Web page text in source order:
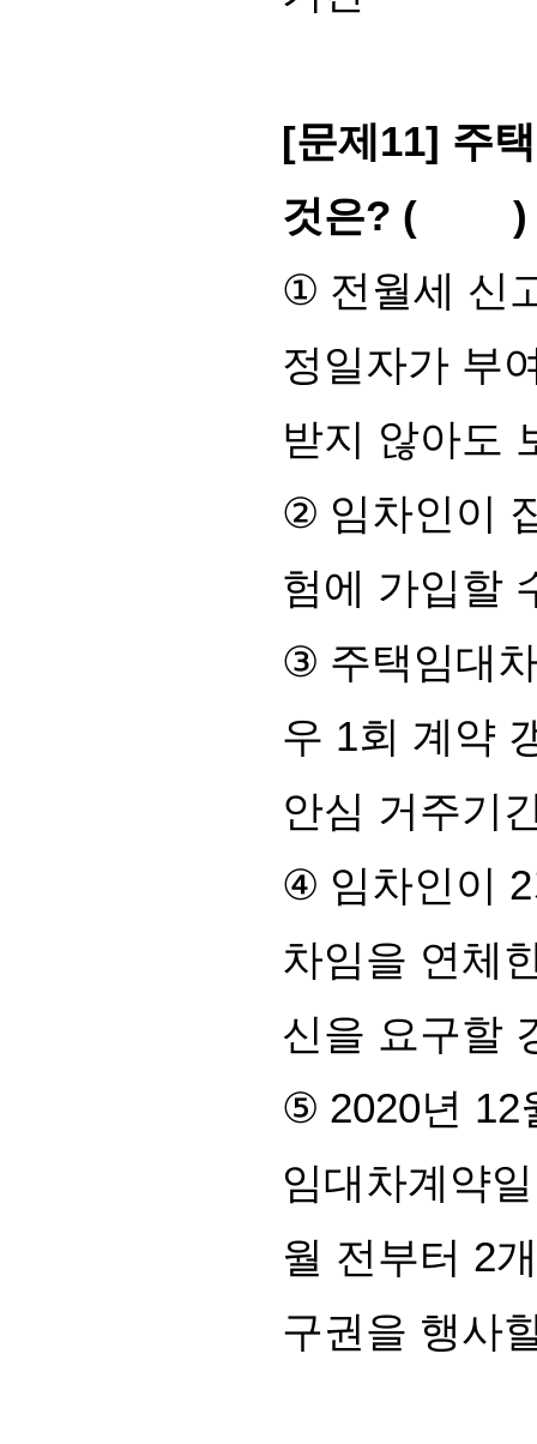
[문제 11] 주
것은? ( )
① 전월세 신
정일자가 부
받지 않아도
② 임차인이
험에 가입할
③ 주택임대
우 1회 계약
안심 거주기
④ 임차인이 2
차임을 연체
신을 요구할
⑤ 2020년 12
임대차계약
월 전부터 2
구권을 행사